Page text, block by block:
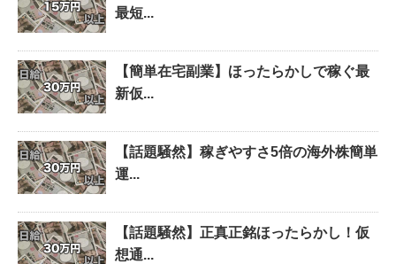
最短...
【簡単在宅副業】ほったらかしで稼ぐ最
新仮...
【話題騒然】稼ぎやすさ5倍の海外株簡単
運...
【話題騒然】正真正銘ほったらかし！仮
想通...